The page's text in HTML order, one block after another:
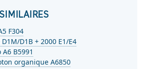
F304
D1M/D1B + 2000 E1/E4
B5991
organique A6850